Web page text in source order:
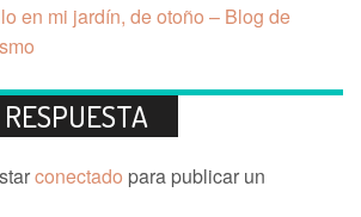
en mi jardín, de otoño – Blog de
conectado para publicar un